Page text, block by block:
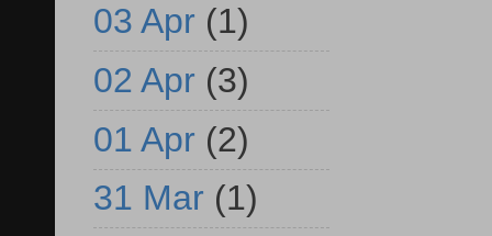
03 Apr (1)
02 Apr (3)
01 Apr (2)
31 Mar (1)